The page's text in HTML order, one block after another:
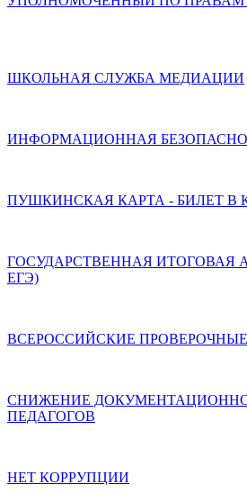
ШКОЛЬНАЯ СЛУЖБА МЕДИАЦИИ
ИНФОРМАЦИОННАЯ
ПУШКИНСКАЯ КАРТА - БИЛЕТ В
ГОСУДАРСТВЕННАЯ ИТОГОВАЯ
ЕГЭ)
ВСЕРОССИЙСКИЕ
СНИЖЕНИЕ
ПЕДАГОГОВ
НЕТ КОРРУПЦИИ